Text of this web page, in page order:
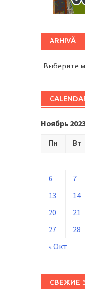
ARHIVĂ
ARHIVĂ
Ноябрь 2023
Пн Вт
« Окт
6
7
13
14
20
21
27
28
СВЕЖИЕ